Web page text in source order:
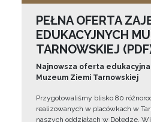
PEŁNA OFERTA
EDUKACYJNYCH
TARNOWSKIEJ
Najnowsza oferta
Muzeum Ziemi Tarnowskiej
Przygotowaliśmy blisko 80
realizowanych w placówkach w
naszych oddziałach w Dołędze,